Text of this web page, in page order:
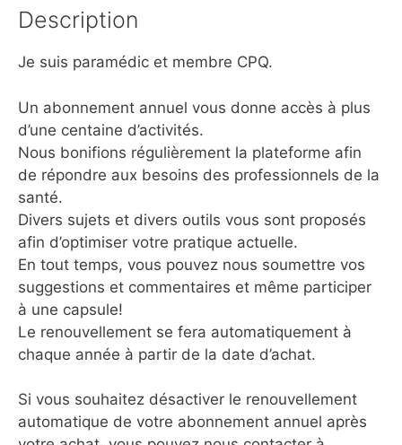
Description
Je suis paramédic et membre CPQ.
Un abonnement annuel vous donne accès à plus
d’une centaine d’activités.
Nous bonifions régulièrement la plateforme afin
de répondre aux besoins des professionnels de la
santé.
Divers sujets et divers outils vous sont proposés
afin d’optimiser votre pratique actuelle.
En tout temps, vous pouvez nous soumettre vos
suggestions et commentaires et même participer
à une capsule!
Le renouvellement se fera automatiquement à
chaque année à partir de la date d’achat.
Si vous souhaitez désactiver le renouvellement
automatique de votre abonnement annuel après